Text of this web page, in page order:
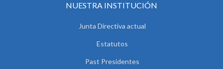
NUESTRA INSTITUCIÓN
Junta Directiva actual
Estatutos
Past Presidentes